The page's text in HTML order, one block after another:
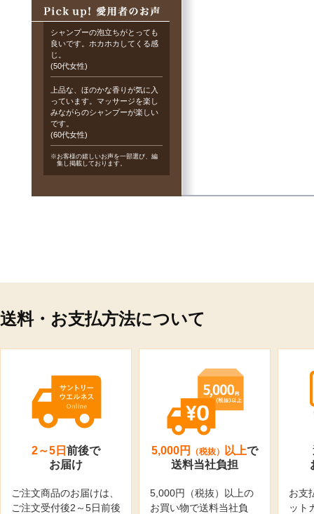
シャンプーの泡立ちがとっても
良いです。ホカホカしてくる感
じ。
(50代女性)
上品な、ほのかな香りが気に入
っています。マッサージを楽し
みながらのシャンプーが楽しい
です。
(60代女性)
※お客様の嬉しいお声を一部選び、編
集し掲載しております。
送料・お支払方法について
2～5日 前後で
お届け
ご注文商品のお届けは、
ご注文受付後2～5日前後
5,000円 （税抜） 以上で
送料当社負担
5,000円（税抜）以上の
お買い物で送料当社負
お支
ット